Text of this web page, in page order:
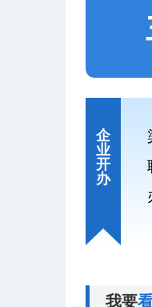
企
业
开
办
我要